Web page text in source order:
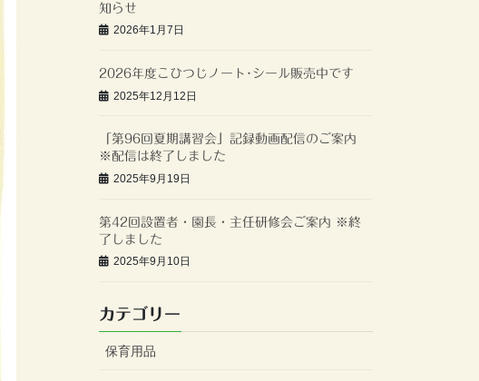
知らせ
2026年1月7日
2026年度こひつじノート･シール販売中です
2025年12月12日
「第96回夏期講習会」記録動画配信のご案内
※配信は終了しました
2025年9月19日
第42回設置者・園長・主任研修会ご案内 ※終
了しました
2025年9月10日
カテゴリー
保育用品